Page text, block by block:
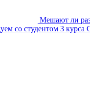
Мешают ли
со студентом 3 курса